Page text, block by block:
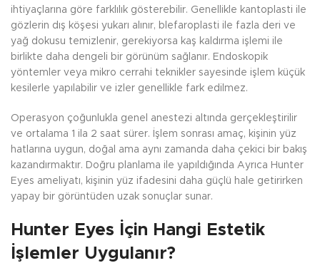
ihtiyaçlarına göre farklılık gösterebilir. Genellikle kantoplasti ile
gözlerin dış köşesi yukarı alınır, blefaroplasti ile fazla deri ve
yağ dokusu temizlenir, gerekiyorsa kaş kaldırma işlemi ile
birlikte daha dengeli bir görünüm sağlanır. Endoskopik
yöntemler veya mikro cerrahi teknikler sayesinde işlem küçük
kesilerle yapılabilir ve izler genellikle fark edilmez.
Operasyon çoğunlukla genel anestezi altında gerçekleştirilir
ve ortalama 1 ila 2 saat sürer. İşlem sonrası amaç, kişinin yüz
hatlarına uygun, doğal ama aynı zamanda daha çekici bir bakış
kazandırmaktır. Doğru planlama ile yapıldığında Ayrıca Hunter
Eyes ameliyatı, kişinin yüz ifadesini daha güçlü hale getirirken
yapay bir görüntüden uzak sonuçlar sunar.
Hunter Eyes İçin Hangi Estetik
İşlemler Uygulanır?